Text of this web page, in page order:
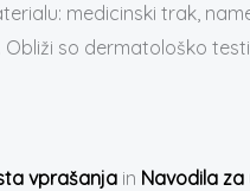
medicinski trak,
so dermatološko
vprašanja in Navodila